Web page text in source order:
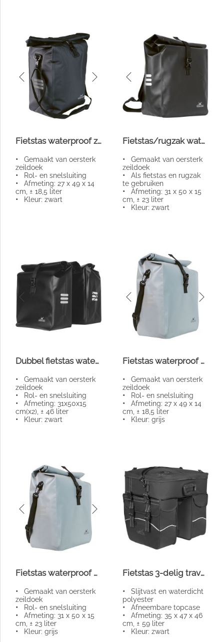
Fietstas waterproof zwart klein
• Gemaakt van oersterk
zeildoek
• Rol- en snelsluiting
• Afmeting: 27 x 49 x 14
cm, ± 18,5 liter
• Kleur: zwart
Fietstas/rugzak waterproof
• Gemaakt van oersterk
zeildoek
• Als fietstas en rugzak
te gebruiken
• Afmeting: 31 x 50 x 15
cm, ± 23 liter
• Kleur: zwart
Dubbel fietstas waterproof
• Gemaakt van oersterk
zeildoek
• Rol- en snelsluiting
• Afmeting: 31x50x15
cm(x2), ± 46 liter
• Kleur: zwart
Fietstas waterproof grijs klein
• Gemaakt van oersterk
zeildoek
• Rol- en snelsluiting
• Afmeting: 27 x 49 x 14
cm, ± 18,5 liter
• Kleur: grijs
Fietstas waterproof grijs groot
• Gemaakt van oersterk
zeildoek
• Rol- en snelsluiting
• Afmeting: 31 x 50 x 15
cm, ± 23 liter
• Kleur: grijs
Fietstas 3-delig travel touring
• Slijtvast en waterdicht
polyester
• Afneembare topcase
• Afmeting: 35 x 47 x 46
cm, ± 59 liter
• Kleur: zwart